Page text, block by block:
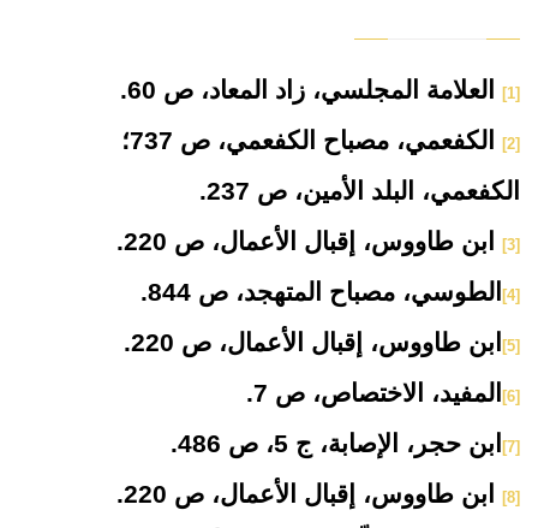
[1] العلامة المجلسي، زاد المعاد، ص 60.
[2]
الكفعمي، مصباح الكفعمي، ص 737؛
الكفعمي، البلد الأمين، ص 237
.
[3] ابن طاووس، إقبال الأعمال، ص 220 .
[4] الطوسي، مصباح المتهجد، ص 844.
[5] ابن طاووس، إقبال الأعمال، ص 220.
[6] المفيد، الاختصاص، ص 7.
[7] ابن حجر، الإصابة، ج 5، ص 486.
[8] ابن طاووس، إقبال الأعمال، ص 220.